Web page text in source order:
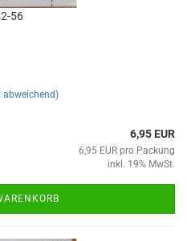
56
abweichend)
6,95 EUR
6,95 EUR pro Packung
inkl. 19% MwSt.